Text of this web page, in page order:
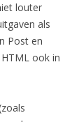
louter
als
Post en
ook in